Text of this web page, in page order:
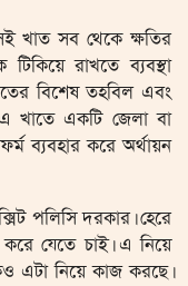
খাত সব থেকে ক্ষতির
রাখতে ব্যবস্থা
বিশেষ তহবিল এবং
এ খাতে একটি জেলা বা
ব্যবহার করে অর্থায়ন
পলিসি দরকার। হেরে
যেতে চাই। এ নিয়ে
এটা নিয়ে কাজ করছে।